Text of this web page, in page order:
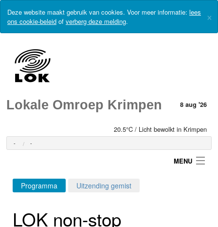
Deze website maakt gebruik van cookies. Voor meer informatie: lees
ons cookie-beleid of verberg deze melding. ×
Lokale Omroep Krimpen 8 aug '26
20.5°C / Licht bewolkt in Krimpen
- -
MENU
Login
Home
Programma Uitzending gemist
LOK non-stop